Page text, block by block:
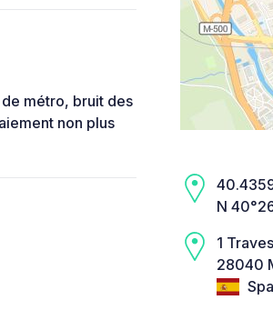
métro, bruit des
non plus
N
1
28040